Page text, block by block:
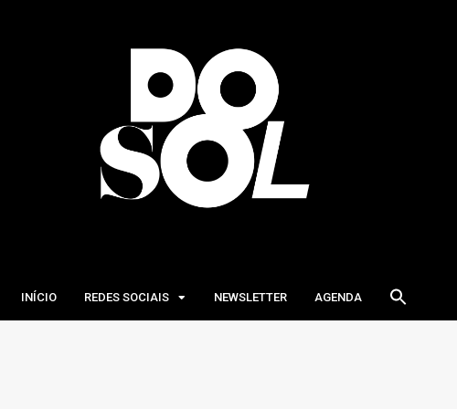
INÍCIO REDES SOCIAIS NEWSLETTER AGENDA